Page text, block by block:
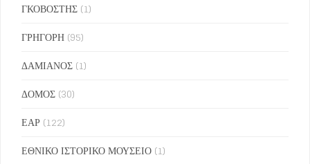
ΓΚΟΒΟΣΤΗΣ (1)
ΓΡΗΓΟΡΗ (95)
ΔΑΜΙΑΝΟΣ (1)
ΔΟΜΟΣ (30)
ΕΑΡ (122)
ΕΘΝΙΚΟ ΙΣΤΟΡΙΚΟ ΜΟΥΣΕΙΟ (1)